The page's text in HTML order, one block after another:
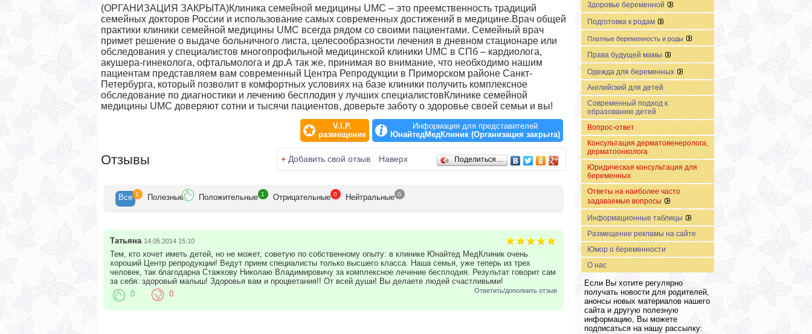
(ОРГАНИЗАЦИЯ ЗАКРЫТА)Клиника семейной медицины UMC – это преемственность традиций
семейных докторов России и использование самых современных достижений в медицине.Врач общей
практики клиники семейной медицины UMC всегда рядом со своими пациентами. Семейный врач
примет решение о выдаче больничного листа, целесообразности лечения в дневном стационаре или
обследования у специалистов многопрофильной медицинской клиники UMC в СПб – кардиолога,
акушера-гинеколога, офтальмолога и др.А так же, принимая во внимание, что необходимо нашим
пациентам представляем вам современный Центра Репродукции в Приморском районе Санкт-
Петербурга, который позволит в комфортных условиях на базе клиники получить комплексное
обследование по диагностики и лечению бесплодия у лучших специалистовКлинике семейной
медицины UMC доверяют сотни и тысячи пациентов, доверьте заботу о здоровье своей семьи и вы!
V.I.P.
размещение
Информация для представителей
ЮнайтедМедКлиник (Организация закрыта)
Отзывы + Добавить свой отзыв Наверх Поделиться…
Все 1 Полезные Положительные 1 Отрицательные 0 Нейтральные 0
Татьяна 14.05.2014 15:10
Тем, кто хочет иметь детей, но не может, советую по собственному опыту: в клинике Юнайтед МедКлиник очень
хороший Центр репродукции! Ведут прием специалисты только высшего класса. Наша семья, уже теперь из трех
человек, так благодарна Стажкову Николаю Владимировичу за комплексное лечение бесплодия. Результат говорит сам
за себя: здоровый малыш! Здоровья вам и процветания!! От всей души! Вы делаете людей счастливыми!
Ответить/дополнить отзыв
0 0
Здоровье беременной
Подготовка к родам
Платные беременность и роды
Права будущей мамы
Одежда для беременных
Английский для детей
Современный подход к
образованию детей
Вопрос-ответ
Консультация дерматовенеролога,
дерматоонколога
Юридическая консультация для
беременных
Ответы на наиболее часто
задаваемые вопросы
Информационные таблицы
Размещение рекламы на сайте
Юмор о беременности
О нас
Если Вы хотите регулярно
получать новости для родителей,
анонсы новых материалов нашего
сайта и другую полезную
информацию, Вы можете
подписаться на нашу рассылку: